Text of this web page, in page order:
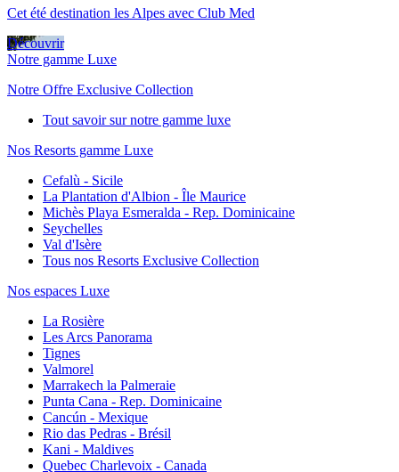
Cet été destination les Alpes avec Club Med
Découvrir
Notre gamme Luxe
Notre Offre Exclusive Collection
Tout savoir sur notre gamme luxe
Nos Resorts gamme Luxe
Cefalù - Sicile
La Plantation d'Albion - Île Maurice
Michès Playa Esmeralda - Rep. Dominicaine
Seychelles
Val d'Isère
Tous nos Resorts Exclusive Collection
Nos espaces Luxe
La Rosière
Les Arcs Panorama
Tignes
Valmorel
Marrakech la Palmeraie
Punta Cana - Rep. Dominicaine
Cancún - Mexique
Rio das Pedras - Brésil
Kani - Maldives
Quebec Charlevoix - Canada